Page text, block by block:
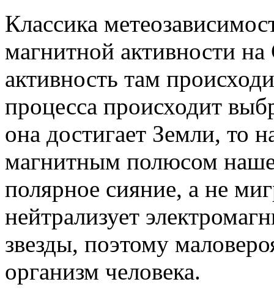
Классика
магнитной активности
активность там
процесса происходит
она достигает Земли, то
магнитным полюсом
полярное сияние, а не
нейтрализует
звезды, поэтому
организм человека.